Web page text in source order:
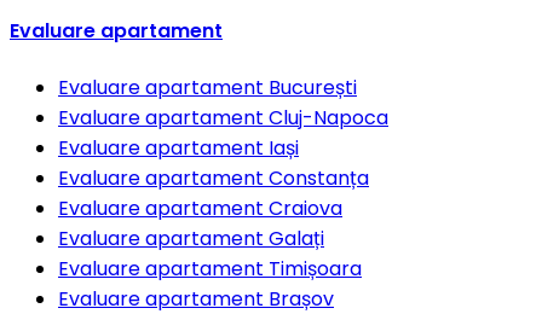
Evaluare apartament
Evaluare apartament București
Evaluare apartament Cluj-Napoca
Evaluare apartament Iași
Evaluare apartament Constanța
Evaluare apartament Craiova
Evaluare apartament Galați
Evaluare apartament Timișoara
Evaluare apartament Brașov